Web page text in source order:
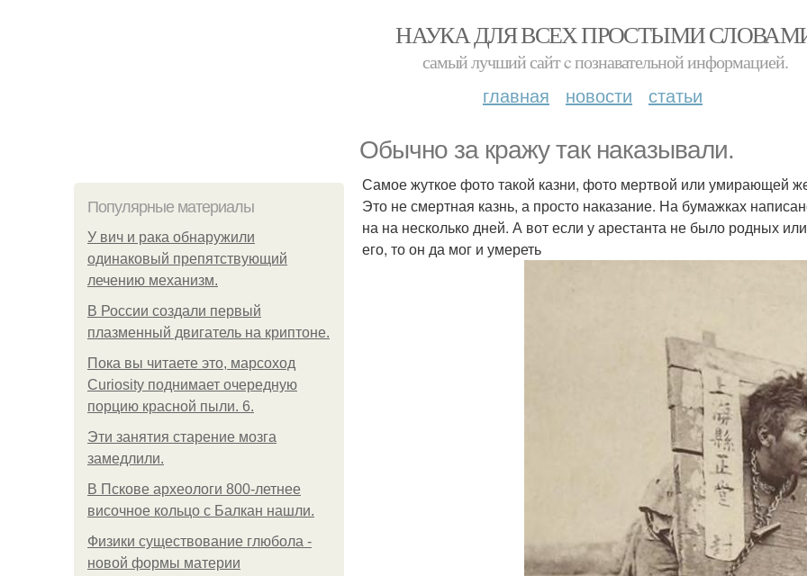
НАУКА ДЛЯ ВСЕХ ПРОСТЫМИ
самый лучший сайт c познавательной информацией.
главная новости статьи
Обычно за кражу так наказывали.
Популярные материалы
У вич и рака обнаружили
одинаковый препятствующий
лечению механизм.
В России создали первый
плазменный двигатель на криптоне.
Пока вы читаете это, марсоход
Curiosity поднимает очередную
порцию красной пыли. 6.
Эти занятия старение мозга
замедлили.
В Пскове археологи 800-летнее
височное кольцо с Балкан нашли.
Физики существование глюбола -
новой формы материи
Самое жуткое фото такой казни, фото мертвой или умирающей
Это не смертная казнь, а просто наказание. На бумажках
на на несколько дней. А вот если у арестанта не было родных
его, то он да мог и умереть